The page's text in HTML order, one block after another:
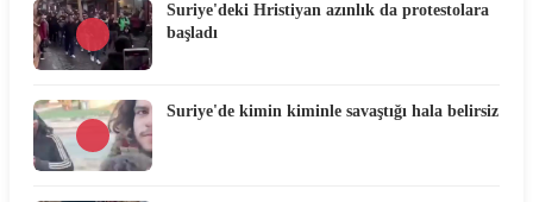
Suriye'deki Hristiyan azınlık da protestolara
başladı
Suriye'de kimin kiminle savaştığı hala belirsiz